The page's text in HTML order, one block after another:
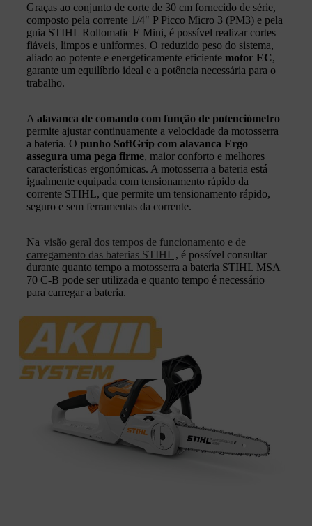
Graças ao conjunto de corte de 30 cm fornecido de série,
composto pela corrente 1/4" P Picco Micro 3 (PM3) e pela
guia STIHL Rollomatic E Mini, é possível realizar cortes
fiáveis, limpos e uniformes. O reduzido peso do sistema,
aliado ao potente e energeticamente eficiente motor EC,
garante um equilíbrio ideal e a potência necessária para o
trabalho.
A alavanca de comando com função de potenciómetro
permite ajustar continuamente a velocidade da motosserra
a bateria. O punho SoftGrip com alavanca Ergo
assegura uma pega firme, maior conforto e melhores
características ergonómicas. A motosserra a bateria está
igualmente equipada com tensionamento rápido da
corrente STIHL, que permite um tensionamento rápido,
seguro e sem ferramentas da corrente.
Na visão geral dos tempos de funcionamento e de
carregamento das baterias STIHL , é possível consultar
durante quanto tempo a motosserra a bateria STIHL MSA
70 C‑B pode ser utilizada e quanto tempo é necessário
para carregar a bateria.